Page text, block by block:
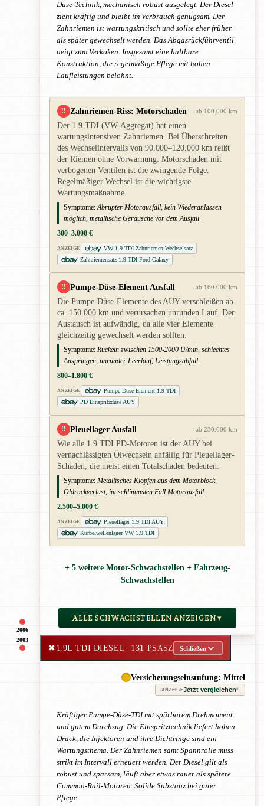
2006
Düse-Technik, mechanisch robust ausgelegt. Der Diesel
zieht kräftig und bleibt im Verbrauch genügsam. Der
Zahnriemen ist wartungskritisch und sollte eher früher
als später gewechselt werden. Das Abgasrückführventil
neigt zum Verkoken. Insgesamt eine haltbare
Konstruktion, die regelmäßige Pflege mit hohen
Laufleistungen belohnt.
!! Zahnriemen-Riss: Motorschaden ab 100.000 km
Der 1.9 TDI (VW-Aggregat) hat einen
wartungsintensiven Zahnriemen. Bei Überschreiten
des Wechselintervalls von 90.000–120.000 km reißt
der Riemen ohne Vorwarnung. Motorschaden mit
verbogenen Ventilen ist die zwingende Folge.
Regelmäßiger Wechsel ist die wichtigste
Wartungsmaßnahme.
Symptome: Abrupter Motorausfall, kein Wiederanlassen
möglich, metallische Geräusche vor dem Ausfall
300–3.000 €
ANZEIGE
VW 1.9 TDI Zahnriemen Wechselsatz
Zahnriemensatz 1.9 TDI Ford Galaxy
!! Pumpe-Düse-Element Ausfall ab 160.000 km
Die Pumpe-Düse-Elemente des AUY verschleißen ab
ca. 150.000 km und verursachen unrunden Lauf. Der
Austausch ist aufwändig, da alle vier Elemente
gleichzeitig gewechselt werden sollten.
Symptome: Ruckeln zwischen 1500-2000 U/min, schlechtes
Anspringen, unrunder Leerlauf, Leistungsabfall.
800–1.800 €
ANZEIGE
Pumpe-Düse Element 1.9 TDI
PD Einspritzdüse AUY
!! Pleuellager Ausfall ab 230.000 km
Wie alle 1.9 TDI PD-Motoren ist der AUY bei
vernachlässigten Ölwechseln anfällig für Pleuellager-
Schäden, die meist einen Totalschaden bedeuten.
Symptome: Metallisches Klopfen aus dem Motorblock,
Öldruckverlust, im schlimmsten Fall Motorausfall.
2.500–5.000 €
ANZEIGE
Pleuellager 1.9 TDI AUY
Kurbelwellenlager VW 1.9 TDI
+ 5 weitere Motor-Schwachstellen + Fahrzeug-
Schwachstellen
ALLE SCHWACHSTELLEN ANZEIGEN ▾
2003
✖1.9L TDI DIESEL· 131 PS ASZ Schließen
Versicherungseinstufung: Mittel
ANZEIGEJetzt vergleichen*
Kräftiger Pumpe-Düse-TDI mit spürbarem Drehmoment
und gutem Durchzug. Die Einspritztechnik liefert hohen
Druck, die Injektoren und ihre Dichtringe sind ein
Wartungsthema. Der Zahnriemen samt Spannrolle muss
strikt im Intervall erneuert werden. Der Diesel gilt als
robust und sparsam, läuft aber etwas rauer als spätere
Common-Rail-Motoren. Solide Substanz bei guter
Pflege.